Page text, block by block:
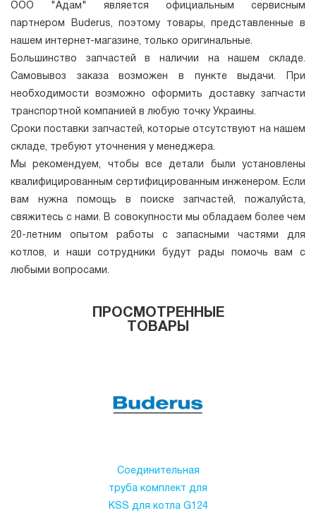
ООО "Адам" является официальным сервисным
партнером Buderus, поэтому товары, представленные в
нашем интернет-магазине, только оригинальные.
Большинство запчастей в наличии на нашем складе.
Самовывоз заказа возможен в пункте выдачи. При
необходимости возможно оформить доставку запчасти
транспортной компанией в любую точку Украины.
Сроки поставки запчастей, которые отсутствуют на нашем
складе, требуют уточнения у менеджера.
Мы рекомендуем, чтобы все детали были установлены
квалифицированным сертифицированным инженером. Если
вам нужна помощь в поиске запчастей, пожалуйста,
свяжитесь с нами. В совокупности мы обладаем более чем
20-летним опытом работы с запасными частями для
котлов, и наши сотрудники будут рады помочь вам с
любыми вопросами.
ПРОСМОТРЕННЫЕ
ТОВАРЫ
Соединительная
труба комплект для
KSS для котла G124